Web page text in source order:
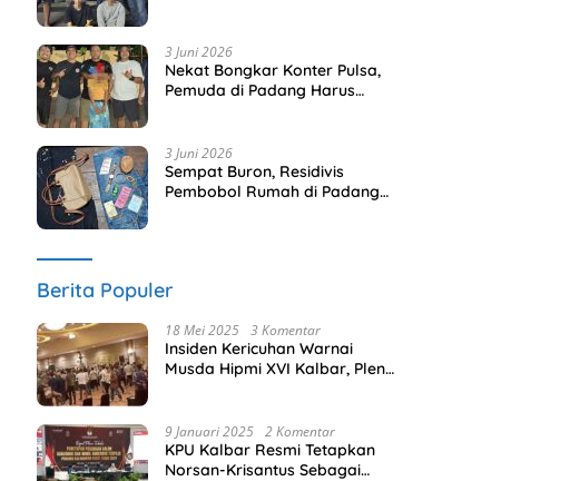
3 Juni 2026
Nekat Bongkar Konter Pulsa,
Pemuda di Padang Harus
3 Juni 2026
Sempat Buron, Residivis
Pembobol Rumah di Padang
Berita Populer
18 Mei 2025 3 Komentar
Insiden Kericuhan Warnai
Musda Hipmi XVI Kalbar, Pleno
9 Januari 2025 2 Komentar
KPU Kalbar Resmi Tetapkan
Norsan-Krisantus Sebagai